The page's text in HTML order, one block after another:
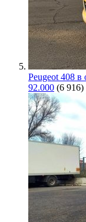
Peugeot 408
92.000 (6 916)